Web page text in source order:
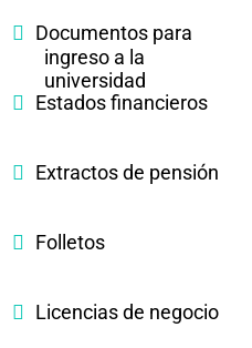
Documentos para
ingreso a la
universidad
Estados financieros
Extractos de pensión
Folletos
Licencias de negocio